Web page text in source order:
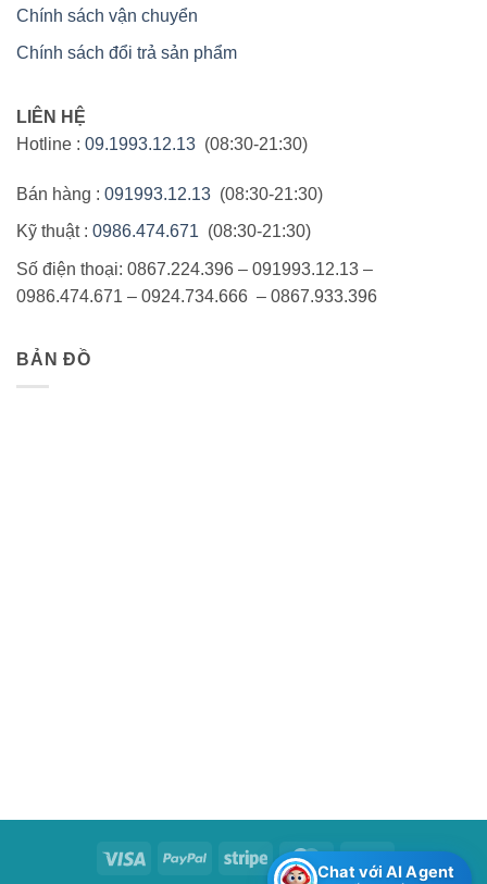
Chính sách vận chuyển
Chính sách đổi trả sản phẩm
LIÊN HỆ
Hotline : 09.1993.12.13 (08:30-21:30)
Bán hàng : 091993.12.13 (08:30-21:30)
Kỹ thuật : 0986.474.671 (08:30-21:30)
Số điện thoại: 0867.224.396 – 091993.12.13 –
0986.474.671 – 0924.734.666 – 0867.933.396
BẢN ĐỒ
Visa PayPal Stripe MasterCard
Cash
Chat với AI Agent